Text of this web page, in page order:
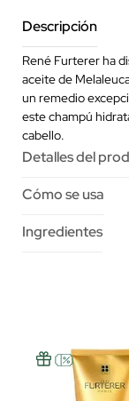
Descripción
René Furterer ha
aceite de
un remedio
este champú
cabello.
Detalles del
Cómo se usa
Ingredientes